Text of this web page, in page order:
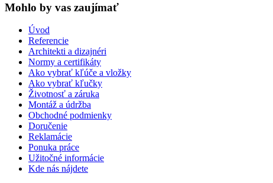
Mohlo by vas zaujímať
Úvod
Referencie
Architekti a dizajnéri
Normy a certifikáty
Ako vybrať kľúče a vložky
Ako vybrať kľučky
Životnosť a záruka
Montáž a údržba
Obchodné podmienky
Doručenie
Reklamácie
Ponuka práce
Užitočné informácie
Kde nás nájdete